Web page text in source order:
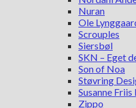
Nuran
Ole
Scrouples
Siersbøl
SKN – Eget
Son of Noa
Støvring
Susanne
Zippo